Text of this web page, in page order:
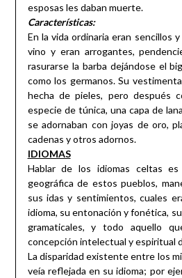
esposas les daban muerte.
Características:
En la vida ordinaria eran sencillos
vino y eran arrogantes,
rasurarse la barba dejándose el
como los germanos. Su
hecha de pieles, pero después
especie de túnica, una capa de
se adornaban con joyas de oro,
cadenas y otros adornos.
IDIOMAS
Hablar de los idiomas celtas es
geográfica de estos pueblos,
sus idas y sentimientos, cuales
idioma, su entonación y fonética,
gramaticales, y todo aquello
concepción intelectual y espiritual
La disparidad existente entre los
veía reflejada en su idioma; por